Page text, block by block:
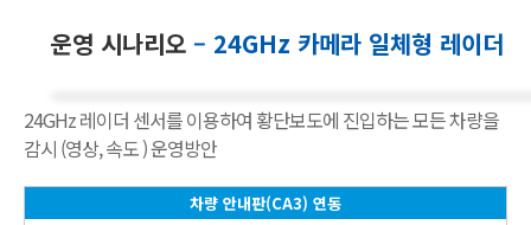
운영 시나리오 – 24GHz 카메라 일체형 레이더
24GHz 레이더 센서를 이용하여 황단보도에 진입하는 모든 차량을
감시 (영상, 속도 ) 운영방안
차량 안내판(CA3) 연동